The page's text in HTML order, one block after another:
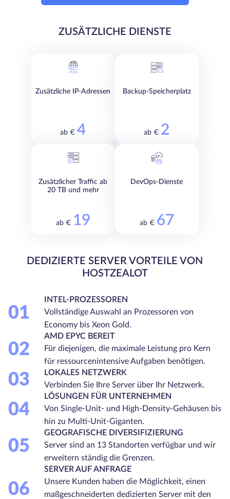
ZUSÄTZLICHE DIENSTE
Zusätzliche IP-Adressen
ab €4
Backup-Speicherplatz
ab € 2
Zusätzlicher Traffic ab
20 TB und mehr
ab € 19
DevOps-Dienste
ab € 67
DEDIZIERTE SERVER VORTEILE VON
HOSTZEALOT
01
INTEL-PROZESSOREN
Vollständige Auswahl an Prozessoren von
Economy bis Xeon Gold.
02
AMD EPYC BEREIT
Für diejenigen, die maximale Leistung pro Kern
für ressourcenintensive Aufgaben benötigen.
03
LOKALES NETZWERK
Verbinden Sie Ihre Server über Ihr Netzwerk.
04
LÖSUNGEN FÜR UNTERNEHMEN
Von Single-Unit- und High-Density-Gehäusen bis
hin zu Multi-Unit-Giganten.
05
GEOGRAFISCHE DIVERSIFIZIERUNG
Server sind an 13 Standorten verfügbar und wir
erweitern ständig die Grenzen.
06
SERVER AUF ANFRAGE
Unsere Kunden haben die Möglichkeit, einen
maßgeschneiderten dedizierten Server mit den